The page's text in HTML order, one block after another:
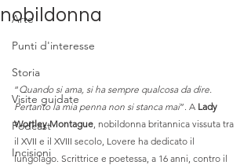
Arte
Punti d'interesse
Storia
Visite guidate
Podcast
Incisioni
nobildonna
“Quando si ama, si ha sempre qualcosa da dire.
Pertanto la mia penna non si stanca mai”. A Lady
Wortley Montague, nobildonna britannica vissuta tra
il XVII e il XVIII secolo, Lovere ha dedicato il
lungolago. Scrittrice e poetessa, a 16 anni, contro il